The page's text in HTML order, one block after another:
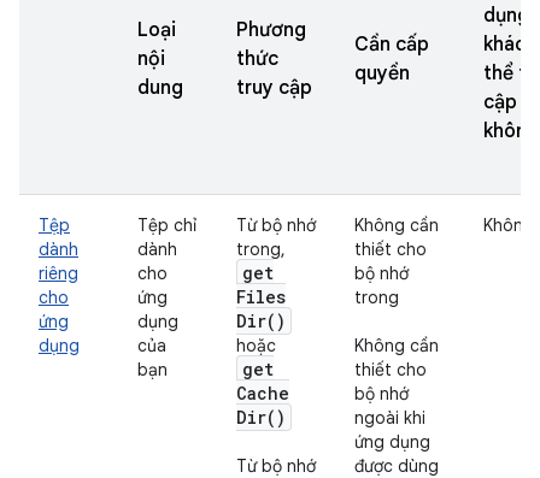
Loại
nội
dung
Phương
thức
truy cập
Cần cấp
quyền
dụng
khác
thể
cập
Tệp
dành
riêng
cho
ứng
dụng
Tệp chỉ
dành
cho
ứng
dụng
của
bạn
Từ bộ nhớ
trong,
get
Files
Dir( )
hoặc
get
Cache
Dir( )
Từ bộ nhớ
Không cần
thiết cho
bộ nhớ
trong
Không cần
thiết cho
bộ nhớ
ngoài khi
ứng dụng
được dùng
Không